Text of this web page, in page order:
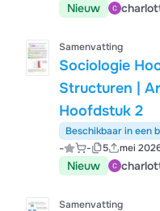
Nieuw
Samenvatting
Sociologie
Structuren |
Hoofdstuk 2
Beschikbaar in een
- - 5 mei
Nieuw
Samenvatting